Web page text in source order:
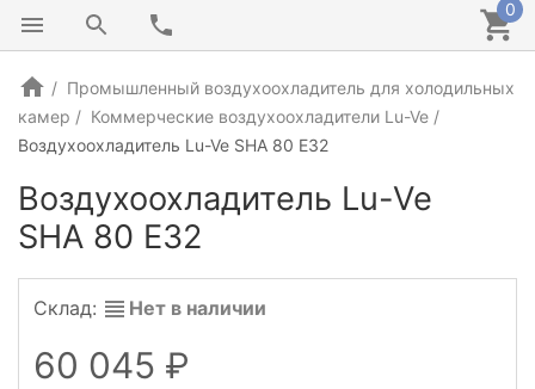
0
Промышленный воздухоохладитель для холодильных
камер
Коммерческие воздухоохладители Lu-Ve
Воздухоохладитель Lu-Ve SHA 80 E32
Воздухоохладитель Lu-Ve
SHA 80 E32
Склад: Нет в наличии
60 045